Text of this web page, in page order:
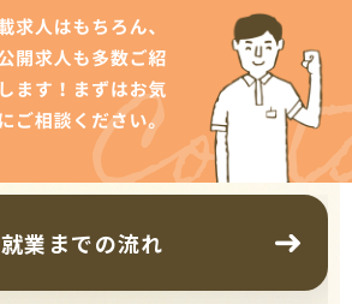
就業までの流れ